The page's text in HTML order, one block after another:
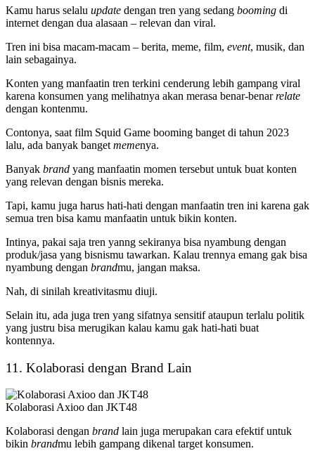
Kamu harus selalu update dengan tren yang sedang booming di
internet dengan dua alasaan – relevan dan viral.
Tren ini bisa macam-macam – berita, meme, film, event, musik, dan
lain sebagainya.
Konten yang manfaatin tren terkini cenderung lebih gampang viral
karena konsumen yang melihatnya akan merasa benar-benarrelate
dengan kontenmu.
Contonya, saat film Squid Game booming banget di tahun 2023
lalu, ada banyak banget memenya.
Banyak brand yang manfaatin momen tersebut untuk buat konten
yang relevan dengan bisnis mereka.
Tapi, kamu juga harus hati-hati dengan manfaatin tren ini karena gak
semua tren bisa kamu manfaatin untuk bikin konten.
Intinya, pakai saja tren yanng sekiranya bisa nyambung dengan
produk/jasa yang bisnismu tawarkan. Kalau trennya emang gak bisa
nyambung dengan brandmu, jangan maksa.
Nah, di sinilah kreativitasmu diuji.
Selain itu, ada juga tren yang sifatnya sensitif ataupun terlalu politik
yang justru bisa merugikan kalau kamu gak hati-hati buat
kontennya.
11. Kolaborasi dengan Brand Lain
Kolaborasi Axioo dan JKT48
Kolaborasi dengan brand lain juga merupakan cara efektif untuk
bikin brandmu lebih gampang dikenal target konsumen.